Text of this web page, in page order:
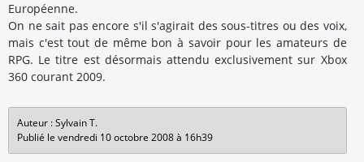
Européenne.
On ne sait pas encore s'il s'agirait des sous-titres ou des voix,
mais c'est tout de même bon à savoir pour les amateurs de
RPG. Le titre est désormais attendu exclusivement sur Xbox
360 courant 2009.
Auteur : Sylvain T.
Publié le vendredi 10 octobre 2008 à 16h39